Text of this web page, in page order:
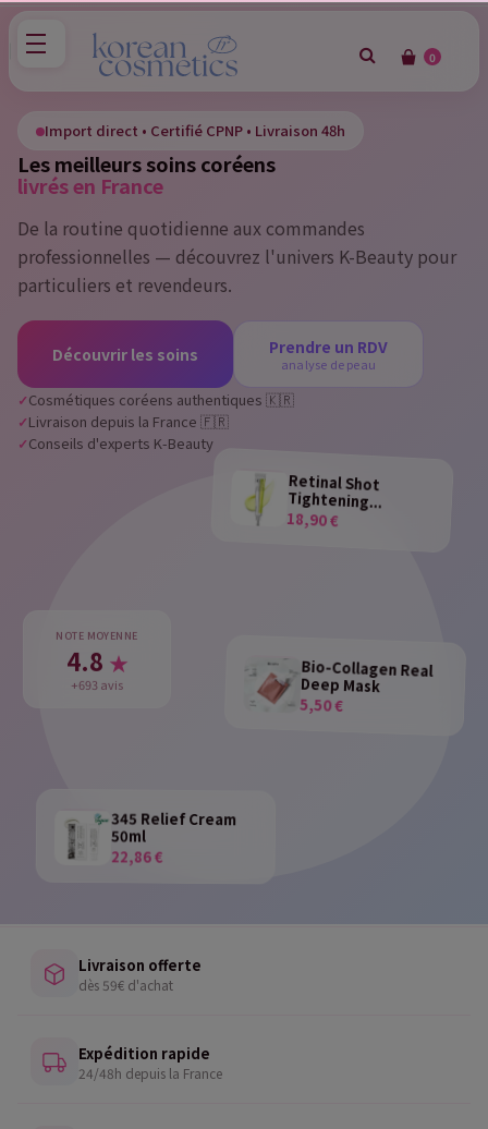
0
Import direct • Certifié CPNP • Livraison 48h
Les meilleurs soins coréens
livrés en France
De la routine quotidienne aux commandes
professionnelles — découvrez l'univers K-Beauty pour
particuliers et revendeurs.
Découvrir les soins Prendre un RDV
analyse de peau
Cosmétiques coréens authentiques 🇰🇷
Livraison depuis la France 🇫🇷
Conseils d'experts K-Beauty
Retinal Shot
Tightening...
18,90 €
345 Relief Cream
50ml
22,86 €
Bio-Collagen Real
Deep Mask
5,50 €
NOTE MOYENNE
4.8 ★
+693 avis
Livraison offerte
dès 59€ d'achat
Expédition rapide
24/48h depuis la France
Sign in
You need to be logged in to save products in your wish
list.
Cancel